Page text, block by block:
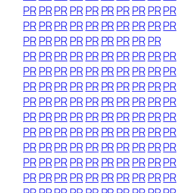
PRPRPRPRPR PRPRPRPRPR
PRPRPRPRPR PRPRPRPRPR
PRPRPRPRPR PRPRPRPR
PRPRPRPRPR PRPRPRPRPR
PRPRPRPRPR PRPRPRPRPR
PRPRPRPRPR PRPRPRPRPR
PRPRPRPRPR PRPRPRPRPR
PRPRPRPRPR PRPRPRPRPR
PRPRPRPRPR PRPRPRPRPR
PRPRPRPRPR PRPRPRPRPR
PRPRPRPRPR PRPRPRPRPR
PRPRPRPRPR PRPRPRPRPR